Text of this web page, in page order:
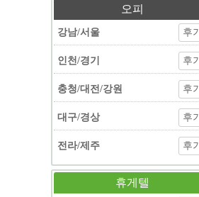
오피
강남/서울 후기
인천/경기 후기
충청/대전/강원 후기
대구/경상 후기
전라/제주 후기
휴게텔